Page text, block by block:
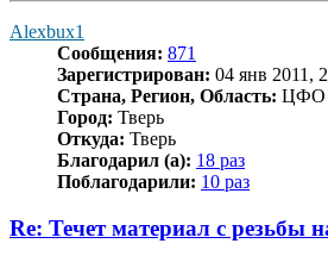
Alexbux1
Сообщения: 871
Зарегистрирован: 04 янв 2011,
Страна, Регион, Область: ЦФО
Город: Тверь
Откуда: Тверь
Благодарил (а): 18 раз
Поблагодарили: 10 раз
Re: Течет материал с резьбы